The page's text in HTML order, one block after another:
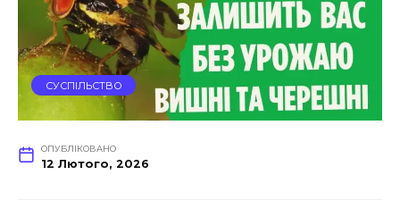
СУСПІЛЬСТВО
ОПУБЛІКОВАНО
12 Лютого, 2026